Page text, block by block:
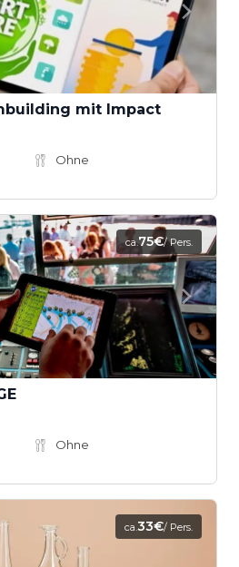
mit Impact
Ohne
ca.75€/ Pers.
Ohne
ca.33€/ Pers.